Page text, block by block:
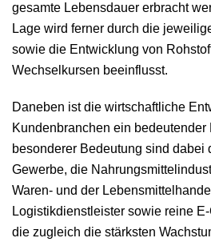
gesamte Lebensdauer erbracht
Lage wird ferner durch die
sowie die Entwicklung von
Wechselkursen beeinflusst.
Daneben ist die wirtschaftliche
Kundenbranchen ein bedeutender
besonderer Bedeutung sind dabei
Gewerbe, die
Waren- und der
Logistikdienstleister sowie reine
die zugleich die stärksten